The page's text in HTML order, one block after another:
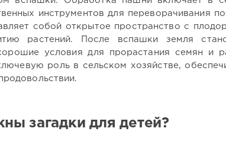
инструментов для переворачивания
собой открытое пространство с
растений. После вспашки земля
условия для прорастания семян и
роль в сельском хозяйстве,
загадки для детей?